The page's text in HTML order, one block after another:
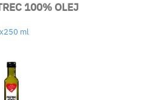
100% OLEJ
ml